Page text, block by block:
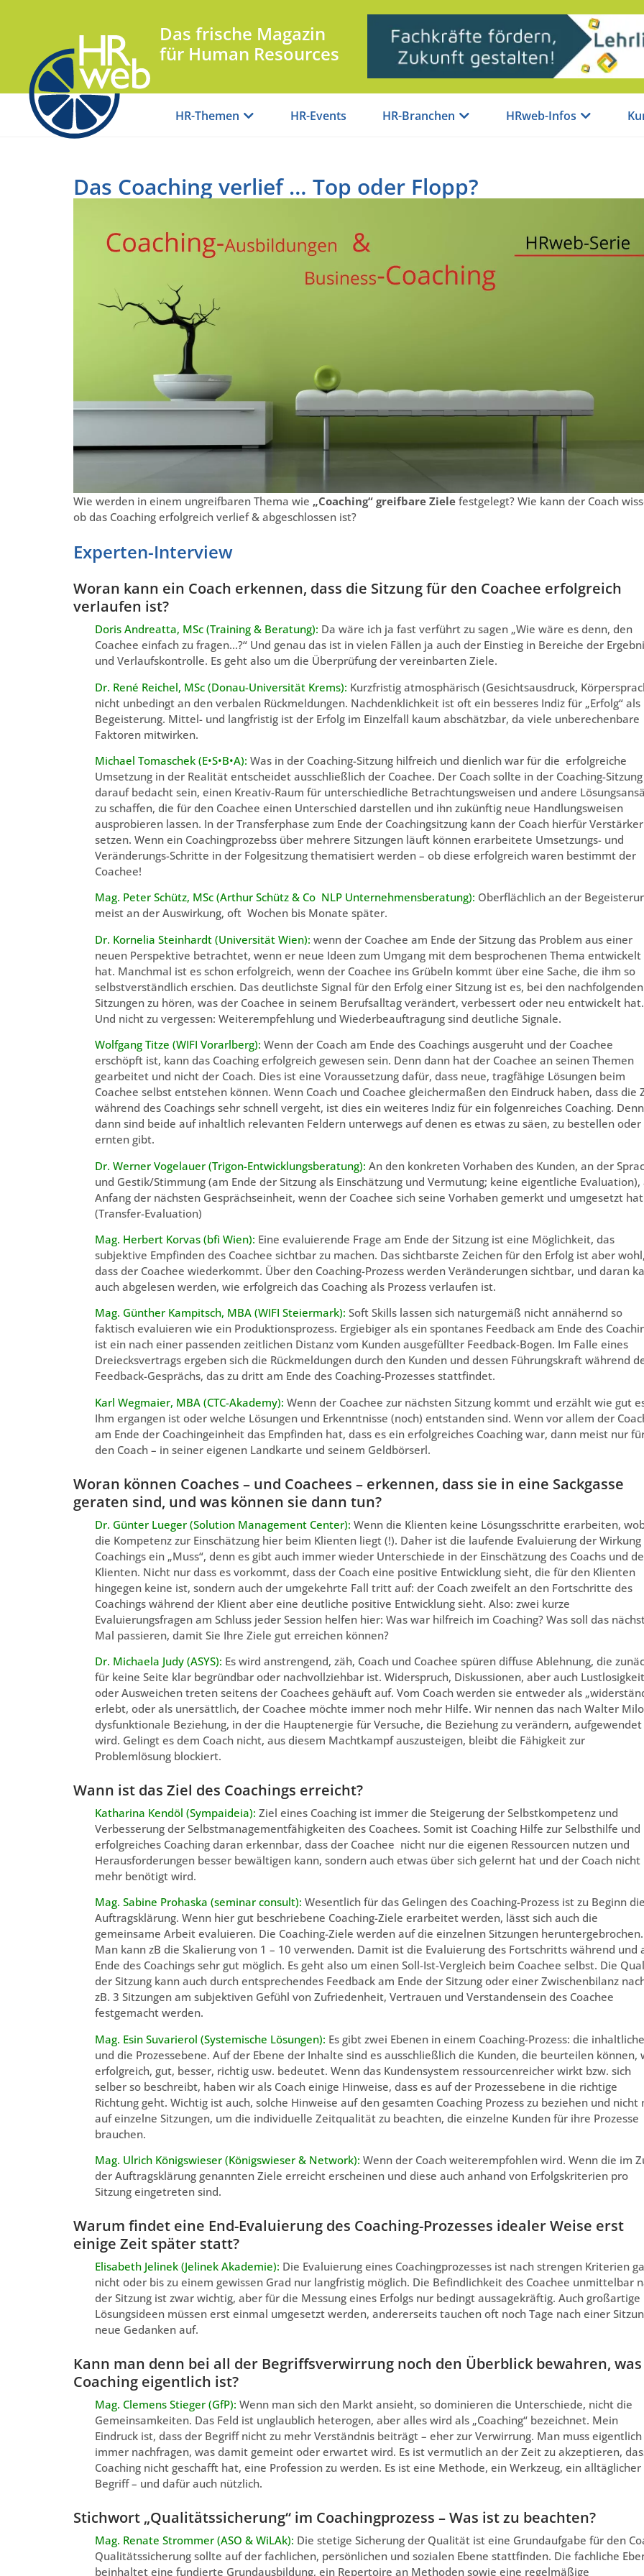
Das frische Magazin
für Human Resources
HR-Themen HR-Events HR-Branchen HRweb-Infos
Das Coaching verlief … Top oder Flopp?
Wie werden in einem ungreifbaren Thema wie „Coaching“ greifbare Ziele festgelegt? Wie kann der Coach
ob das Coaching erfolgreich verlief & abgeschlossen ist?
Experten-Interview
Woran kann ein Coach erkennen, dass die Sitzung für den Coachee erfolgreich
verlaufen ist?
Doris Andreatta, MSc (Training & Beratung): Da wäre ich ja fast verführt zu sagen „Wie wäre es denn, den
Coachee einfach zu fragen…?“ Und genau das ist in vielen Fällen ja auch der Einstieg in Bereiche der
und Verlaufskontrolle. Es geht also um die Überprüfung der vereinbarten Ziele.
Dr. René Reichel, MSc (Donau-Universität Krems): Kurzfristig atmosphärisch (Gesichtsausdruck,
nicht unbedingt an den verbalen Rückmeldungen. Nachdenklichkeit ist oft ein besseres Indiz für „Erfolg“ als
Begeisterung. Mittel- und langfristig ist der Erfolg im Einzelfall kaum abschätzbar, da viele unberechenbare
Faktoren mitwirken.
Michael Tomaschek (E•S•B•A): Was in der Coaching-Sitzung hilfreich und dienlich war für die erfolgreiche
Umsetzung in der Realität entscheidet ausschließlich der Coachee. Der Coach sollte in der Coaching-Sitzung
darauf bedacht sein, einen Kreativ-Raum für unterschiedliche Betrachtungsweisen und andere
zu schaffen, die für den Coachee einen Unterschied darstellen und ihn zukünftig neue Handlungsweisen
ausprobieren lassen. In der Transferphase zum Ende der Coachingsitzung kann der Coach hierfür Verstärker
setzen. Wenn ein Coachingprozebss über mehrere Sitzungen läuft können erarbeitete Umsetzungs- und
Veränderungs-Schritte in der Folgesitzung thematisiert werden – ob diese erfolgreich waren bestimmt der
Coachee!
Mag. Peter Schütz, MSc (Arthur Schütz & Co NLP Unternehmensberatung): Oberflächlich an der
meist an der Auswirkung, oft Wochen bis Monate später.
Dr. Kornelia Steinhardt (Universität Wien): wenn der Coachee am Ende der Sitzung das Problem aus einer
neuen Perspektive betrachtet, wenn er neue Ideen zum Umgang mit dem besprochenen Thema entwickelt
hat. Manchmal ist es schon erfolgreich, wenn der Coachee ins Grübeln kommt über eine Sache, die ihm so
selbstverständlich erschien. Das deutlichste Signal für den Erfolg einer Sitzung ist es, bei den nachfolgenden
Sitzungen zu hören, was der Coachee in seinem Berufsalltag verändert, verbessert oder neu entwickelt hat.
Und nicht zu vergessen: Weiterempfehlung und Wiederbeauftragung sind deutliche Signale.
Wolfgang Titze (WIFI Vorarlberg): Wenn der Coach am Ende des Coachings ausgeruht und der Coachee
erschöpft ist, kann das Coaching erfolgreich gewesen sein. Denn dann hat der Coachee an seinen Themen
gearbeitet und nicht der Coach. Dies ist eine Voraussetzung dafür, dass neue, tragfähige Lösungen beim
Coachee selbst entstehen können. Wenn Coach und Coachee gleichermaßen den Eindruck haben, dass die
während des Coachings sehr schnell vergeht, ist dies ein weiteres Indiz für ein folgenreiches Coaching. Denn
dann sind beide auf inhaltlich relevanten Feldern unterwegs auf denen es etwas zu säen, zu bestellen oder
ernten gibt.
Dr. Werner Vogelauer (Trigon-Entwicklungsberatung): An den konkreten Vorhaben des Kunden, an der
und Gestik/Stimmung (am Ende der Sitzung als Einschätzung und Vermutung; keine eigentliche Evaluation),
Anfang der nächsten Gesprächseinheit, wenn der Coachee sich seine Vorhaben gemerkt und umgesetzt hat
(Transfer-Evaluation)
Mag. Herbert Korvas (bfi Wien): Eine evaluierende Frage am Ende der Sitzung ist eine Möglichkeit, das
subjektive Empfinden des Coachee sichtbar zu machen. Das sichtbarste Zeichen für den Erfolg ist aber wohl,
dass der Coachee wiederkommt. Über den Coaching-Prozess werden Veränderungen sichtbar, und daran
auch abgelesen werden, wie erfolgreich das Coaching als Prozess verlaufen ist.
Mag. Günther Kampitsch, MBA (WIFI Steiermark): Soft Skills lassen sich naturgemäß nicht annähernd so
faktisch evaluieren wie ein Produktionsprozess. Ergiebiger als ein spontanes Feedback am Ende des
ist ein nach einer passenden zeitlichen Distanz vom Kunden ausgefüllter Feedback-Bogen. Im Falle eines
Dreiecksvertrags ergeben sich die Rückmeldungen durch den Kunden und dessen Führungskraft während
Feedback-Gesprächs, das zu dritt am Ende des Coaching-Prozesses stattfindet.
Karl Wegmaier, MBA (CTC-Akademy): Wenn der Coachee zur nächsten Sitzung kommt und erzählt wie gut
Ihm ergangen ist oder welche Lösungen und Erkenntnisse (noch) entstanden sind. Wenn vor allem der
am Ende der Coachingeinheit das Empfinden hat, dass es ein erfolgreiches Coaching war, dann meist nur
den Coach – in seiner eigenen Landkarte und seinem Geldbörserl.
Woran können Coaches – und Coachees – erkennen, dass sie in eine Sackgasse
geraten sind, und was können sie dann tun?
Dr. Günter Lueger (Solution Management Center): Wenn die Klienten keine Lösungsschritte erarbeiten,
die Kompetenz zur Einschätzung hier beim Klienten liegt (!). Daher ist die laufende Evaluierung der Wirkung
Coachings ein „Muss“, denn es gibt auch immer wieder Unterschiede in der Einschätzung des Coachs und
Klienten. Nicht nur dass es vorkommt, dass der Coach eine positive Entwicklung sieht, die für den Klienten
hingegen keine ist, sondern auch der umgekehrte Fall tritt auf: der Coach zweifelt an den Fortschritte des
Coachings während der Klient aber eine deutliche positive Entwicklung sieht. Also: zwei kurze
Evaluierungsfragen am Schluss jeder Session helfen hier: Was war hilfreich im Coaching? Was soll das
Mal passieren, damit Sie Ihre Ziele gut erreichen können?
Dr. Michaela Judy (ASYS): Es wird anstrengend, zäh, Coach und Coachee spüren diffuse Ablehnung, die
für keine Seite klar begründbar oder nachvollziehbar ist. Widerspruch, Diskussionen, aber auch Lustlosigkeit
oder Ausweichen treten seitens der Coachees gehäuft auf. Vom Coach werden sie entweder als
erlebt, oder als unersättlich, der Coachee möchte immer noch mehr Hilfe. Wir nennen das nach Walter
dysfunktionale Beziehung, in der die Hauptenergie für Versuche, die Beziehung zu verändern, aufgewendet
wird. Gelingt es dem Coach nicht, aus diesem Machtkampf auszusteigen, bleibt die Fähigkeit zur
Problemlösung blockiert.
Wann ist das Ziel des Coachings erreicht?
Katharina Kendöl (Sympaideia): Ziel eines Coaching ist immer die Steigerung der Selbstkompetenz und
Verbesserung der Selbstmanagementfähigkeiten des Coachees. Somit ist Coaching Hilfe zur Selbsthilfe und
erfolgreiches Coaching daran erkennbar, dass der Coachee nicht nur die eigenen Ressourcen nutzen und
Herausforderungen besser bewältigen kann, sondern auch etwas über sich gelernt hat und der Coach nicht
mehr benötigt wird.
Mag. Sabine Prohaska (seminar consult): Wesentlich für das Gelingen des Coaching-Prozess ist zu Beginn die
Auftragsklärung. Wenn hier gut beschriebene Coaching-Ziele erarbeitet werden, lässt sich auch die
gemeinsame Arbeit evaluieren. Die Coaching-Ziele werden auf die einzelnen Sitzungen heruntergebrochen.
Man kann zB die Skalierung von 1 – 10 verwenden. Damit ist die Evaluierung des Fortschritts während und
Ende des Coachings sehr gut möglich. Es geht also um einen Soll-Ist-Vergleich beim Coachee selbst. Die
der Sitzung kann auch durch entsprechendes Feedback am Ende der Sitzung oder einer Zwischenbilanz
zB. 3 Sitzungen am subjektiven Gefühl von Zufriedenheit, Vertrauen und Verstandensein des Coachee
festgemacht werden.
Mag. Esin Suvarierol (Systemische Lösungen): Es gibt zwei Ebenen in einem Coaching-Prozess: die inhaltliche
und die Prozessebene. Auf der Ebene der Inhalte sind es ausschließlich die Kunden, die beurteilen können,
erfolgreich, gut, besser, richtig usw. bedeutet. Wenn das Kundensystem ressourcenreicher wirkt bzw. sich
selber so beschreibt, haben wir als Coach einige Hinweise, dass es auf der Prozessebene in die richtige
Richtung geht. Wichtig ist auch, solche Hinweise auf den gesamten Coaching Prozess zu beziehen und nicht
auf einzelne Sitzungen, um die individuelle Zeitqualität zu beachten, die einzelne Kunden für ihre Prozesse
brauchen.
Mag. Ulrich Königswieser (Königswieser & Network): Wenn der Coach weiterempfohlen wird. Wenn die im
der Auftragsklärung genannten Ziele erreicht erscheinen und diese auch anhand von Erfolgskriterien pro
Sitzung eingetreten sind.
Warum findet eine End-Evaluierung des Coaching-Prozesses idealer Weise erst
einige Zeit später statt?
Elisabeth Jelinek (Jelinek Akademie): Die Evaluierung eines Coachingprozesses ist nach strengen Kriterien
nicht oder bis zu einem gewissen Grad nur langfristig möglich. Die Befindlichkeit des Coachee unmittelbar
der Sitzung ist zwar wichtig, aber für die Messung eines Erfolgs nur bedingt aussagekräftig. Auch großartige
Lösungsideen müssen erst einmal umgesetzt werden, andererseits tauchen oft noch Tage nach einer
neue Gedanken auf.
Kann man denn bei all der Begriffsverwirrung noch den Überblick bewahren, was
Coaching eigentlich ist?
Mag. Clemens Stieger (GfP): Wenn man sich den Markt ansieht, so dominieren die Unterschiede, nicht die
Gemeinsamkeiten. Das Feld ist unglaublich heterogen, aber alles wird als „Coaching“ bezeichnet. Mein
Eindruck ist, dass der Begriff nicht zu mehr Verständnis beiträgt – eher zur Verwirrung. Man muss eigentlich
immer nachfragen, was damit gemeint oder erwartet wird. Es ist vermutlich an der Zeit zu akzeptieren,
Coaching nicht geschafft hat, eine Profession zu werden. Es ist eine Methode, ein Werkzeug, ein alltäglicher
Begriff – und dafür auch nützlich.
Stichwort „Qualitätssicherung“ im Coachingprozess – Was ist zu beachten?
Mag. Renate Strommer (ASO & WiLAk): Die stetige Sicherung der Qualität ist eine Grundaufgabe für den
Qualitätssicherung sollte auf der fachlichen, persönlichen und sozialen Ebene stattfinden. Die fachliche
beinhaltet eine fundierte Grundausbildung, ein Repertoire an Methoden sowie eine regelmäßige